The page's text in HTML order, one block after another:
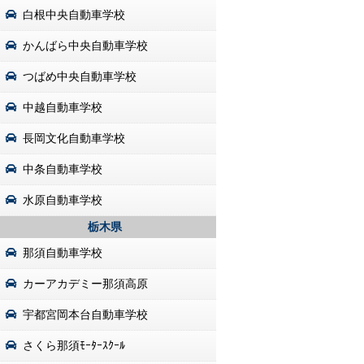
白根中央自動車学校
かんばら中央自動車学校
つばめ中央自動車学校
中越自動車学校
長岡文化自動車学校
中条自動車学校
水原自動車学校
栃木県
那須自動車学校
カーアカデミー那須高原
宇都宮岡本台自動車学校
さくら那須ﾓｰﾀｰｽｸｰﾙ